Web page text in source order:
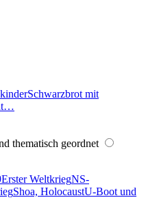
Schwarzbrot mit
thematisch geordnet
Erster WeltkriegNS-
Shoa, HolocaustU-Boot und